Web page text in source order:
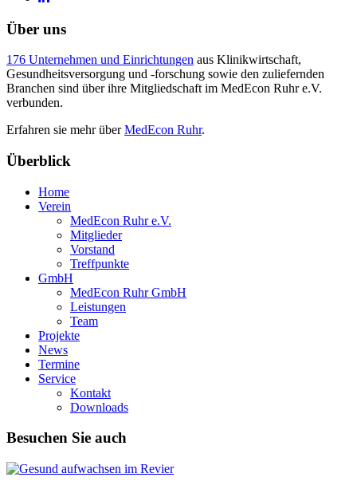
Über uns
176 Unternehmen und Einrichtungen aus Klinikwirtschaft,
Gesundheitsversorgung und -forschung sowie den zuliefernden
Branchen sind über ihre Mitgliedschaft im MedEcon Ruhr e.V.
verbunden.
Erfahren sie mehr überMedEcon Ruhr.
Überblick
Home
Verein
MedEcon Ruhr e.V.
Mitglieder
Vorstand
Treffpunkte
GmbH
MedEcon Ruhr GmbH
Leistungen
Team
Projekte
News
Termine
Service
Kontakt
Downloads
Besuchen Sie auch